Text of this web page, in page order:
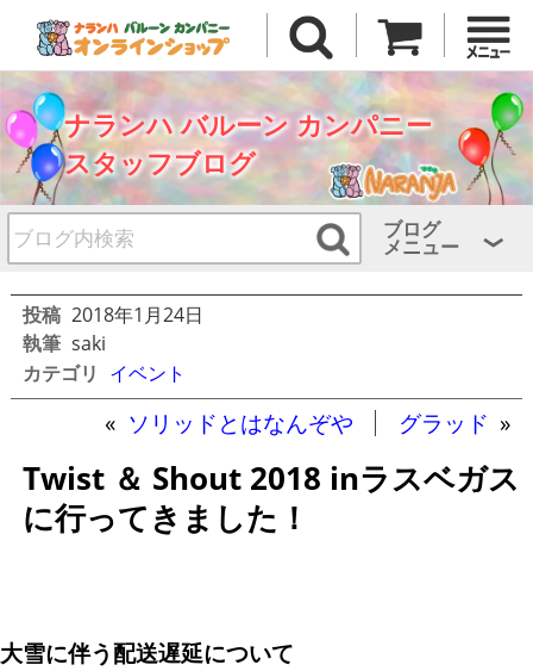
ナランハ バルーン カンパニー
スタッフブログ
ブログ
メニュー
投稿 2018年1月24日
執筆 saki
カテゴリ イベント
« ソリッドとはなんぞや グラッド »
Twist ＆ Shout 2018 inラスベガス
に行ってきました！
大雪に伴う配送遅延について